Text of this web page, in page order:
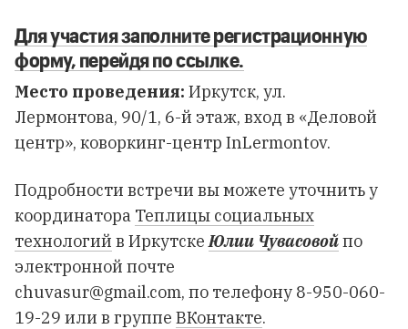
Для участия заполните регистрационную
форму, перейдя по ссылке.
Место проведения: Иркутск, ул.
Лермонтова, 90/1, 6-й этаж, вход в «Деловой
центр», коворкинг-центр InLermontov.
Подробности встречи вы можете уточнить у
координатора Теплицы социальных
технологий в ИркутскеЮлии Чувасовойпо
электронной почте
chuvasur@gmail.com, по телефону 8-950-060-
19-29 или в группе ВКонтакте.